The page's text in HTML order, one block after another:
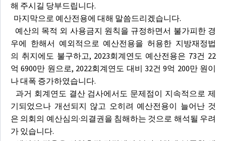
해 주시길 당부드립니다.
마지막으로 예산전용에 대해 말씀드리겠습니다.
예산의 목적 외 사용금지 원칙을 규정하면서 불가피한 경
우에 한해서 예외적으로 예산전용을 허용한 지방재정법
의 취지에도 불구하고, 2023회계연도 예산전용은 73건 22
억 6900만 원으로, 2022회계연도 대비 32건 9억 200만 원이
나 대폭 증가하였습니다.
과거 회계연도 결산 검사에서도 문제점이 지속적으로 제
기되었으나 개선되지 않고 오히려 예산전용이 늘어난 것
은 의회의 예산심의·의결권을 침해하는 것으로 해석될 우려
가 있습니다.